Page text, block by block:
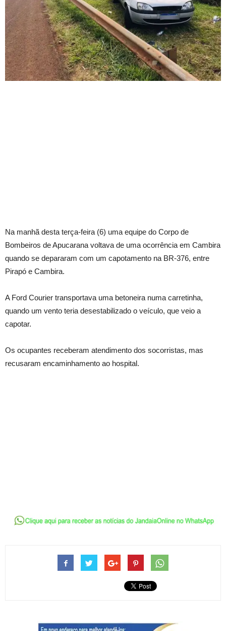
Na manhã desta terça-feira (6) uma equipe do Corpo de
Bombeiros de Apucarana voltava de uma ocorrência em Cambira
quando se depararam com um capotamento na BR-376, entre
Pirapó e Cambira.
A Ford Courier transportava uma betoneira numa carretinha,
quando um vento teria desestabilizado o veículo, que veio a
capotar.
Os ocupantes receberam atendimento dos socorristas, mas
recusaram encaminhamento ao hospital.